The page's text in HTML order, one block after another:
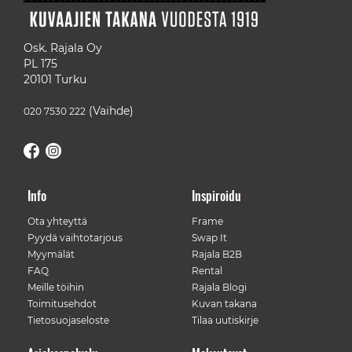
Osk. Rajala Oy
PL 175
20101 Turku
020 7530 222 (Vaihde)
Info
Ota yhteyttä
Pyydä vaihtotarjous
Myymälät
FAQ
Meille töihin
Toimitusehdot
Tietosuojaseloste
Inspiroidu
Frame
Swap It
Rajala B2B
Rental
Rajala Blogi
Kuvan takana
Tilaa uutiskirje